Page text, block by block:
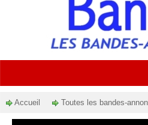
Accueil Toutes les bandes-